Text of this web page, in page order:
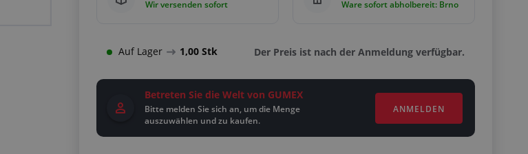
Wir versenden sofort Ware sofort abholbereit: Brno
Auf Lager 1,00 Stk Der Preis ist nach der Anmeldung verfügbar.
Betreten Sie die Welt von GUMEX
Bitte melden Sie sich an, um die Menge
auszuwählen und zu kaufen.
ANMELDEN